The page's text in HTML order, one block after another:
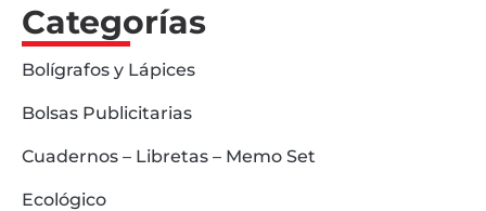
Categorías
Bolígrafos y Lápices
Bolsas Publicitarias
Cuadernos – Libretas – Memo Set
Ecológico